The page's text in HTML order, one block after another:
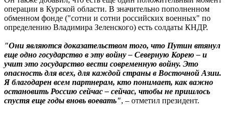
операции в Курской области. В значительно пополненном
обменном фонде ("сотни и сотни российских военных" по
определению Владимира Зеленского) есть солдаты КНДР.
"Они являются доказательством того, что Путин втянул
еще одно государство в эту войну – Северную Корею – и
учит это государство вести современную войну. Это
опасность для всех, для каждой страны в Восточной Азии.
Я благодарен всем партнерам, кто понимает, как важно
остановить Россию сейчас – сейчас, чтобы не пришлось
спустя еще годы вновь воевать", – отметил президент.